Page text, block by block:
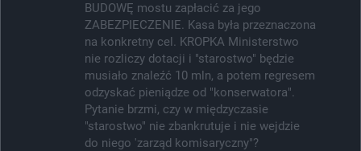
BUDOWĘ mostu zapłacić za jego
ZABEZPIECZENIE. Kasa była przeznaczona
na konkretny cel. KROPKA Ministerstwo
nie rozliczy dotacji i "starostwo" będzie
musiało znaleźć 10 mln, a potem regresem
odzyskać pieniądze od "konserwatora".
Pytanie brzmi, czy w międzyczasie
"starostwo" nie zbankrutuje i nie wejdzie
do niego 'zarząd komisaryczny"?